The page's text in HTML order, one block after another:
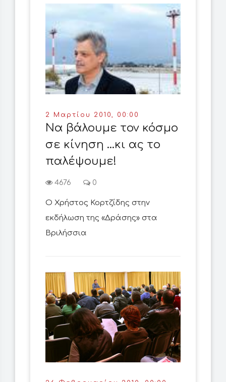
2 Μαρτίου 2010, 00:00
Να βάλουμε τον κόσμο
σε κίνηση ...κι ας το
παλέψουμε!
4676 0
O Χρήστος Κορτζίδης στην
εκδήλωση της «Δράσης» στα
Βριλήσσια